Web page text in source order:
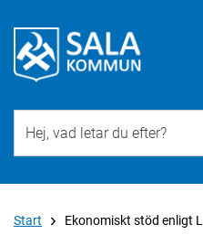
Start Ekonomiskt stöd enligt